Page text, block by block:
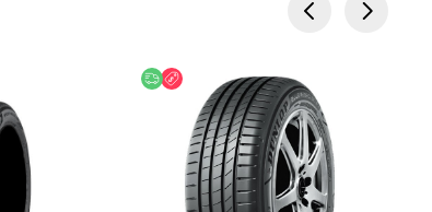
უფასო მიწოდება
ფასდაკლება